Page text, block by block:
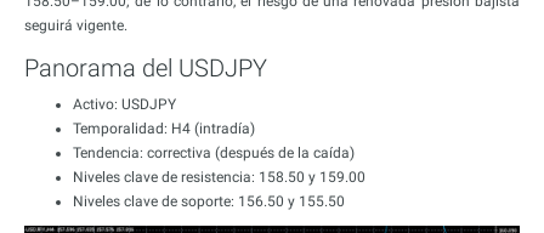
seguirá vigente.
Panorama del USDJPY
Activo: USDJPY
Temporalidad: H4 (intradía)
Tendencia: correctiva (después de la caída)
Niveles clave de resistencia: 158.50 y 159.00
Niveles clave de soporte: 156.50 y 155.50